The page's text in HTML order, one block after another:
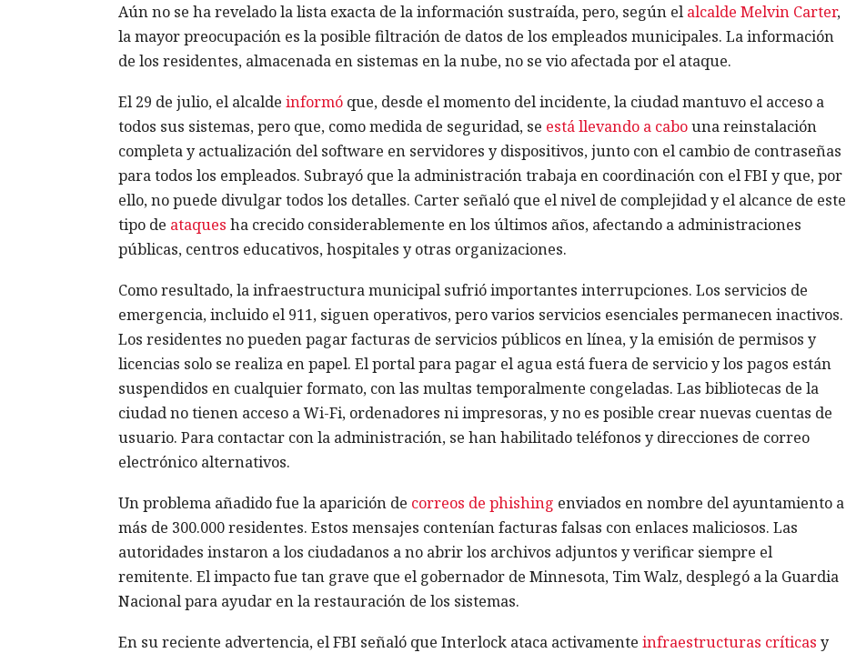
Aún no se ha revelado la lista exacta de la información sustraída, pero, según el alcalde Melvin Carter,
la mayor preocupación es la posible filtración de datos de los empleados municipales. La información
de los residentes, almacenada en sistemas en la nube, no se vio afectada por el ataque.
El 29 de julio, el alcalde informóque, desde el momento del incidente, la ciudad mantuvo el acceso a
todos sus sistemas, pero que, como medida de seguridad, se está llevando a cabouna reinstalación
completa y actualización del software en servidores y dispositivos, junto con el cambio de contraseñas
para todos los empleados. Subrayó que la administración trabaja en coordinación con el FBI y que, por
ello, no puede divulgar todos los detalles. Carter señaló que el nivel de complejidad y el alcance de este
tipo de ataques ha crecido considerablemente en los últimos años, afectando a administraciones
públicas, centros educativos, hospitales y otras organizaciones.
Como resultado, la infraestructura municipal sufrió importantes interrupciones. Los servicios de
emergencia, incluido el 911, siguen operativos, pero varios servicios esenciales permanecen inactivos.
Los residentes no pueden pagar facturas de servicios públicos en línea, y la emisión de permisos y
licencias solo se realiza en papel. El portal para pagar el agua está fuera de servicio y los pagos están
suspendidos en cualquier formato, con las multas temporalmente congeladas. Las bibliotecas de la
ciudad no tienen acceso a Wi-Fi, ordenadores ni impresoras, y no es posible crear nuevas cuentas de
usuario. Para contactar con la administración, se han habilitado teléfonos y direcciones de correo
electrónico alternativos.
Un problema añadido fue la aparición de correos de phishing enviados en nombre del ayuntamiento a
más de 300.000 residentes. Estos mensajes contenían facturas falsas con enlaces maliciosos. Las
autoridades instaron a los ciudadanos a no abrir los archivos adjuntos y verificar siempre el
remitente. El impacto fue tan grave que el gobernador de Minnesota, Tim Walz, desplegó a la Guardia
Nacional para ayudar en la restauración de los sistemas.
En su reciente advertencia, el FBI señaló que Interlock ataca activamente infraestructuras críticas y